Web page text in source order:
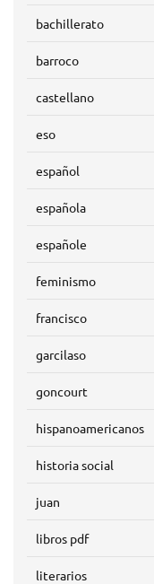
bachillerato
barroco
castellano
eso
español
española
españole
feminismo
francisco
garcilaso
goncourt
hispanoamericanos
historia social
juan
libros pdf
literarios